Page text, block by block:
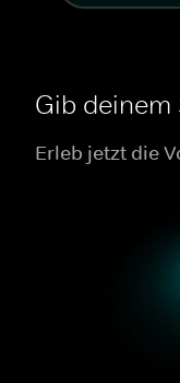
Gib
Erleb jetzt die